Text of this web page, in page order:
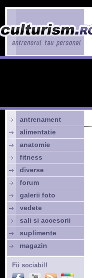
antrenament
alimentatie
anatomie
fitness
diverse
forum
galerii foto
vedete
sali si accesorii
suplimente
magazin
Fii sociabil!